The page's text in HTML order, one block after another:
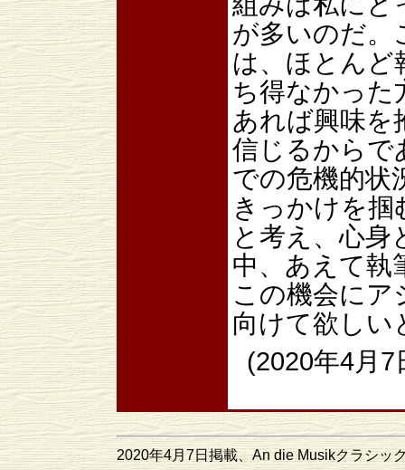
が多いのだ。
は、ほとんど
ち得なかった
あれば興味を
信じるからで
での危機的状
きっかけを
と考え、心身
中、あえて執
この機会にア
向けて欲しい
(2020年4月7
2020年4月7日掲載、An die Musikクラシッ